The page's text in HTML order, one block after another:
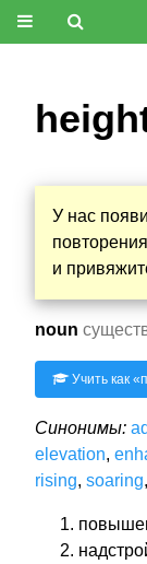
У нас
и
noun
Учить как «
Синонимы:
elevation,
rising, soaring,